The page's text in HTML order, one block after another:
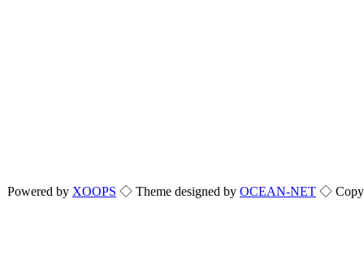
Powered by XOOPS ◇ Theme designed by OCEAN-NET ◇